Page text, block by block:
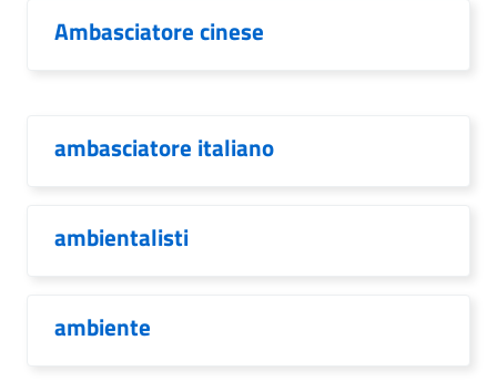
Ambasciatore cinese
ambasciatore italiano
ambientalisti
ambiente